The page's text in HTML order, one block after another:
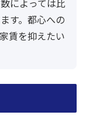
す。都心への
賃を抑えたい